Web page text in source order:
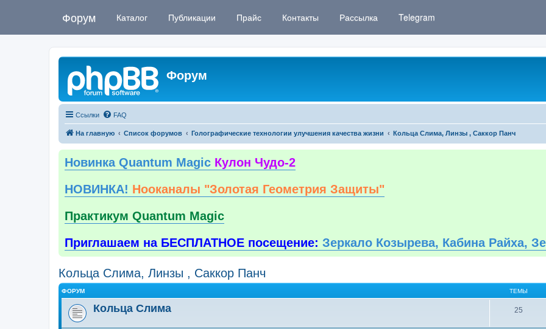
Форум Каталог Публикации Прайс Контакты Рассылка Telegram
Форум
Ссылки FAQ
На главную Список форумов Голографические технологии улучшения качества жизни Кольца Слима, Линзы , Саккор Панч
Новинка Quantum Magic Кулон Чудо-2
НОВИНКА! Нооканалы "Золотая Геометрия Защиты"
Практикум Quantum Magic
Приглашаем на БЕСПЛАТНОЕ посещение: Зеркало Козырева, Кабина Райха,
Кольца Слима, Линзы , Саккор Панч
ФОРУМ ТЕМЫ
Кольца Слима 25